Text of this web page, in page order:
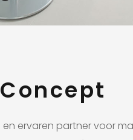
ervaren partner voor